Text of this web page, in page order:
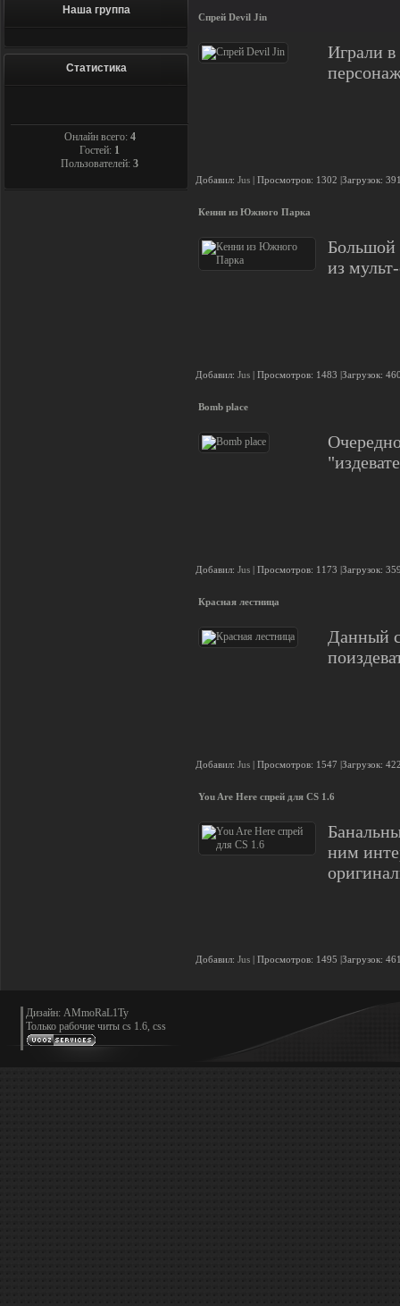
Наша группа
Статистика
Онлайн всего: 4
Гостей: 1
Пользователей: 3
Спрей Devil Jin
Играли
Добавил: Jus | Просмотров: 1302 |Загрузок:
Кенни из Южного Парка
Большой
из
Добавил: Jus | Просмотров: 1483 |Загрузок:
Bomb place
Добавил: Jus | Просмотров: 1173 |Загрузок:
Красная лестница
Данный
Добавил: Jus | Просмотров: 1547 |Загрузок:
You Are Here спрей для CS 1.6
ним
Добавил: Jus | Просмотров: 1495 |Загрузок:
Дизайн: AMmoRaL1Ty
Только рабочие читы cs 1.6, css